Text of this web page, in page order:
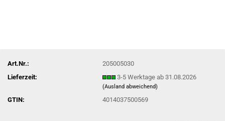
Art.Nr.:
205005030
Lieferzeit:
3-5 Werktage ab 31.08.2026
(Ausland abweichend)
GTIN: 4014037500569